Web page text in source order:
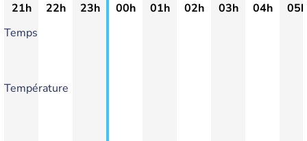
21h 22h 23h 00h 01h 02h 03h 04h
05h
Temps
Température